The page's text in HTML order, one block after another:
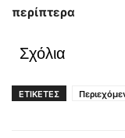
περίπτερα
Σχόλια
ΕΤΙΚΕΤΕΣ